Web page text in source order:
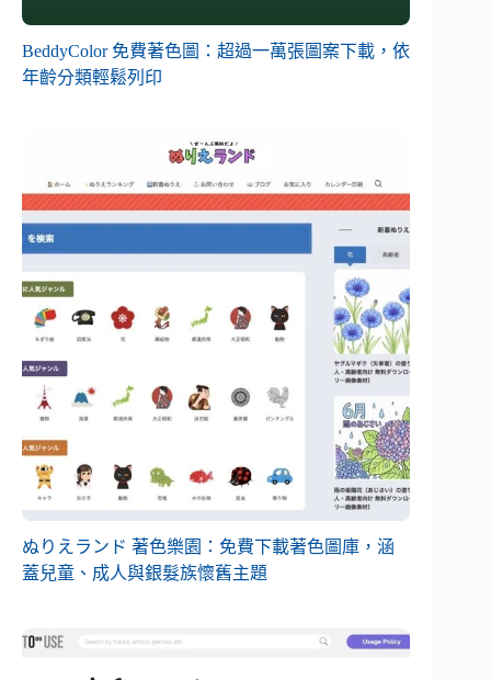
BeddyColor 免費著色圖：超過一萬張圖案下載，依
年齡分類輕鬆列印
ぬりえランド 著色樂園：免費下載著色圖庫，涵
蓋兒童、成人與銀髮族懷舊主題